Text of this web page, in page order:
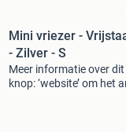
Mini vriezer -
- Zilver - S
Meer informatie over
knop: ‘website’ om het